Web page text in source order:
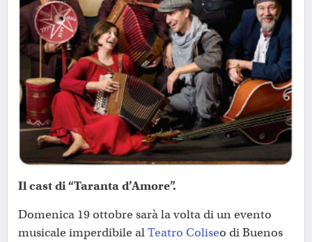
Il cast di “Taranta d’Amore”.
Domenica 19 ottobre sarà la volta di un evento
musicale imperdibile alTeatro Coliseo di Buenos